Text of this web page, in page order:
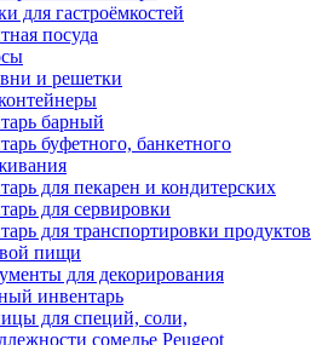
для гастроёмкостей
посуда
и решетки
барный
буфетного, банкетного
для пекарен и кондитерских
для сервировки
для транспортировки продуктов
пищи
для декорирования
инвентарь
для специй, соли,
сомелье Peugeot